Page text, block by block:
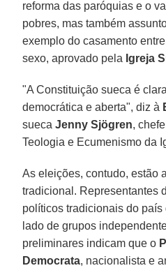
reforma das paróquias e o
pobres, mas também
exemplo do casamento
sexo, aprovado pela Igreja
"A Constituição sueca é
democrática e aberta", diz à
suecaJenny Sjögren,
Teologia e Ecumenismo da
As eleições, contudo, estão
tradicional. Representantes
políticos tradicionais do
lado de grupos
preliminares indicam que o
Democrata, nacionalista e